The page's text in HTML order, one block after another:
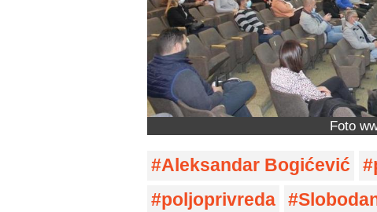
Foto
Aleksandar Bogićević
poljoprivreda